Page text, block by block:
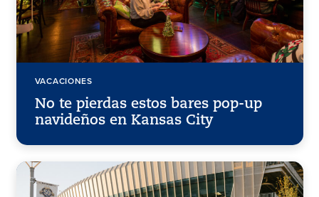
VACACIONES
No te pierdas estos bares pop-up
navideños en Kansas City